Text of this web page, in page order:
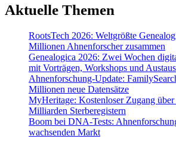
Aktuelle Themen
RootsTech 2026: Weltgrößte
Millionen Ahnenforscher zusammen
Genealogica 2026: Zwei Wochen
mit Vorträgen, Workshops und
Ahnenforschung-Update:
Millionen neue Datensätze
MyHeritage: Kostenloser Zugang
Milliarden Sterberegistern
Boom bei DNA-Tests:
wachsenden Markt